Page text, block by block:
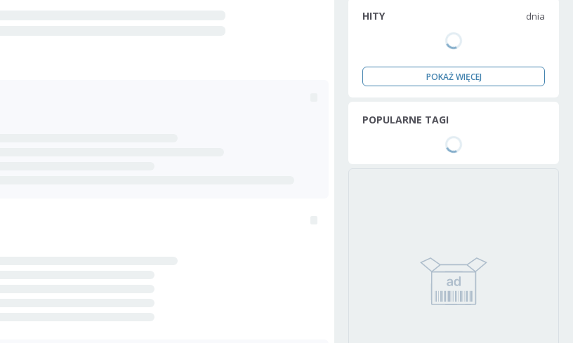
HITY dnia
POKAŻ WIĘCEJ
POPULARNE TAGI